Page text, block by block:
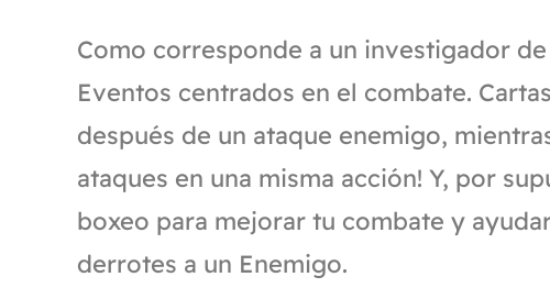
Como corresponde a un investigador
Eventos centrados en el combate.
después de un ataque enemigo,
ataques en una misma acción! Y, por
boxeo para mejorar tu combate y
derrotes a un Enemigo.